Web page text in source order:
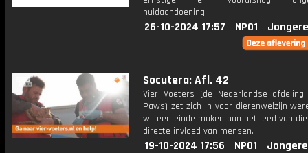
huidaandoening.
26-10-2024 17:57 NPO1
Socutera: Afl. 42
Vier Voeters (de Nederlandse
Paws) zet zich in voor dierenwelzijn
wil een einde maken aan het leed van
directe invloed van mensen.
19-10-2024 17:56 NPO1